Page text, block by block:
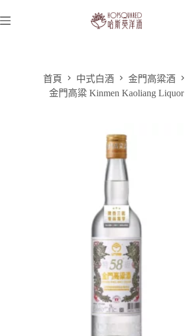
至
首頁 中式白酒
金門高粱酒
金門高粱 Kinmen Kaoliang Liquor